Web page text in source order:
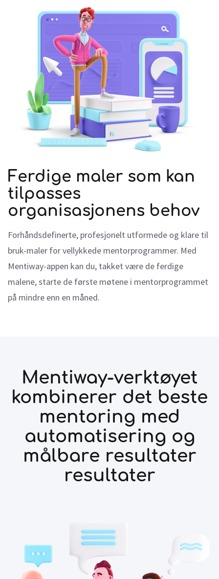
Ferdige maler som kan
tilpasses
organisasjonens behov
Forhåndsdefinerte, profesjonelt utformede og klare til
bruk-maler for vellykkede mentorprogrammer. Med
Mentiway-appen kan du, takket være de ferdige
malene, starte de første møtene i mentorprogrammet
på mindre enn en måned.
Mentiway-verktøyet
kombinerer det beste
mentoring med
automatisering og
målbare resultater
resultater